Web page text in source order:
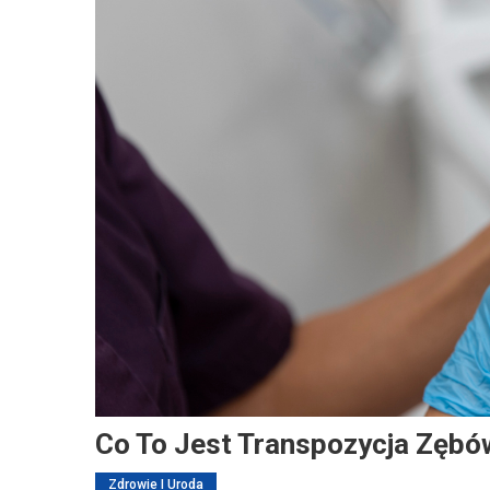
Co To Jest Transpozycja
Zdrowie I Uroda